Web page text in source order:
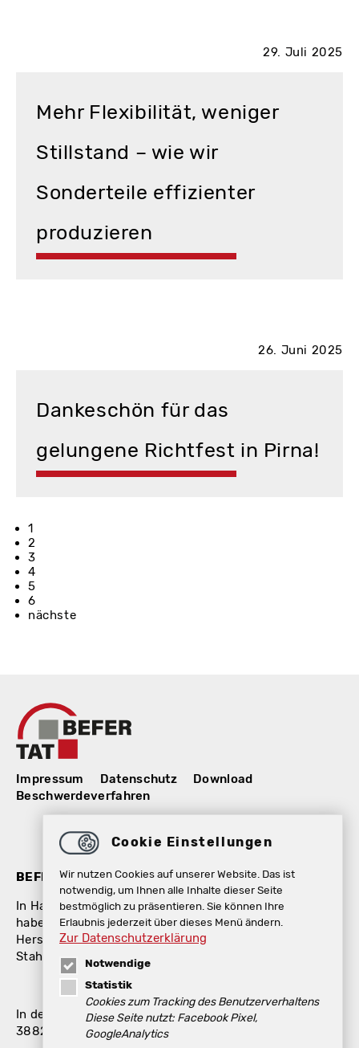
29. Juli 2025
Mehr Flexibilität, weniger
Stillstand – wie wir
Sonderteile effizienter
produzieren
26. Juni 2025
Dankeschön für das
gelungene Richtfest in Pirna!
1
2
3
4
5
6
nächste
Impressum Datenschutz
Download
Beschwerdeverfahren
BEFER GmbH / TAT GmbH
In Halberstadt – der Mitte Deutschlands – gelegen,
haben sich die Befer GmbH und die TAT GmbH als
Hersteller für Betonfertigteile, Stützsysteme und
Stahlbetonkonstruktionen einen Namen gemacht.
In den Langen Stücken 10
38820 Halberstadt
Cookie Einstellungen
Wir nutzen Cookies auf unserer Website. Das ist
notwendig, um Ihnen alle Inhalte dieser Seite
bestmöglich zu präsentieren. Sie können Ihre
Erlaubnis jederzeit über dieses Menü ändern.
Zur Datenschutzerklärung
Notwendige
Statistik
Cookies zum Tracking des Benutzerverhaltens
Diese Seite nutzt: Facebook Pixel,
GoogleAnalytics